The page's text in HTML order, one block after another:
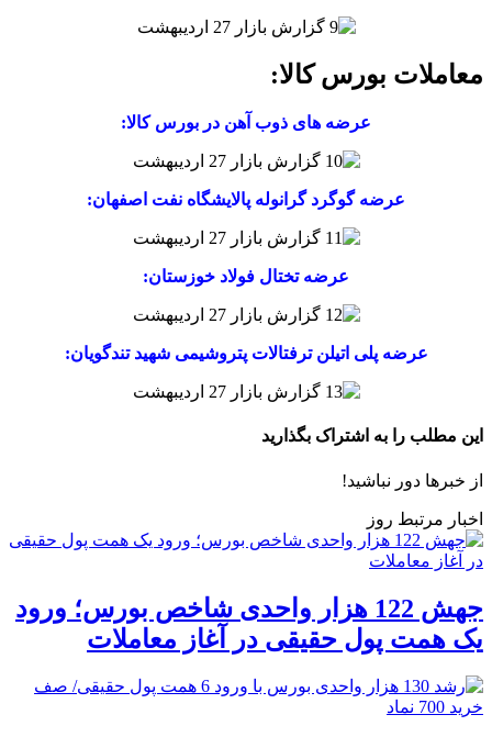
معاملات بورس کالا:
عرضه های ذوب آهن در بورس کالا:
عرضه گوگرد گرانوله پالایشگاه نفت اصفهان:
عرضه تختال فولاد خوزستان:
عرضه پلی اتیلن ترفتالات پتروشیمی شهید تندگویان:
این مطلب را به اشتراک بگذارید
از خبرها دور نباشید!
اخبار مرتبط روز
جهش 122 هزار واحدی شاخص بورس؛ ورود
یک همت پول حقیقی در آغاز معاملات